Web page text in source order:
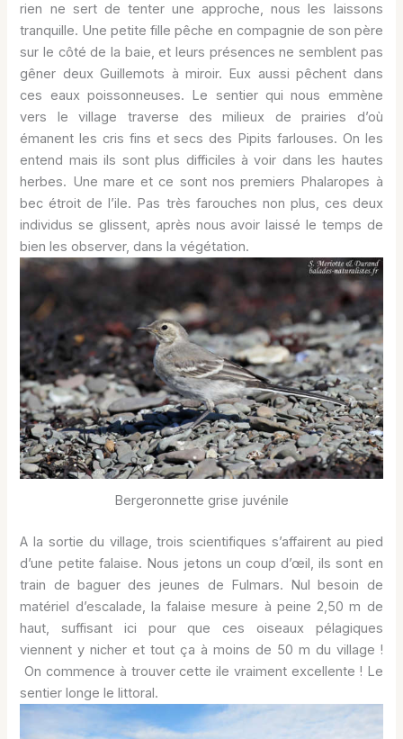
rien ne sert de tenter une approche, nous les laissons
tranquille. Une petite fille pêche en compagnie de son père
sur le côté de la baie, et leurs présences ne semblent pas
gêner deux Guillemots à miroir. Eux aussi pêchent dans
ces eaux poissonneuses. Le sentier qui nous emmène
vers le village traverse des milieux de prairies d’où
émanent les cris fins et secs des Pipits farlouses. On les
entend mais ils sont plus difficiles à voir dans les hautes
herbes. Une mare et ce sont nos premiers Phalaropes à
bec étroit de l’ile. Pas très farouches non plus, ces deux
individus se glissent, après nous avoir laissé le temps de
bien les observer, dans la végétation.
Bergeronnette grise juvénile
A la sortie du village, trois scientifiques s’affairent au pied
d’une petite falaise. Nous jetons un coup d’œil, ils sont en
train de baguer des jeunes de Fulmars. Nul besoin de
matériel d’escalade, la falaise mesure à peine 2,50 m de
haut, suffisant ici pour que ces oiseaux pélagiques
viennent y nicher et tout ça à moins de 50 m du village !
On commence à trouver cette ile vraiment excellente ! Le
sentier longe le littoral.